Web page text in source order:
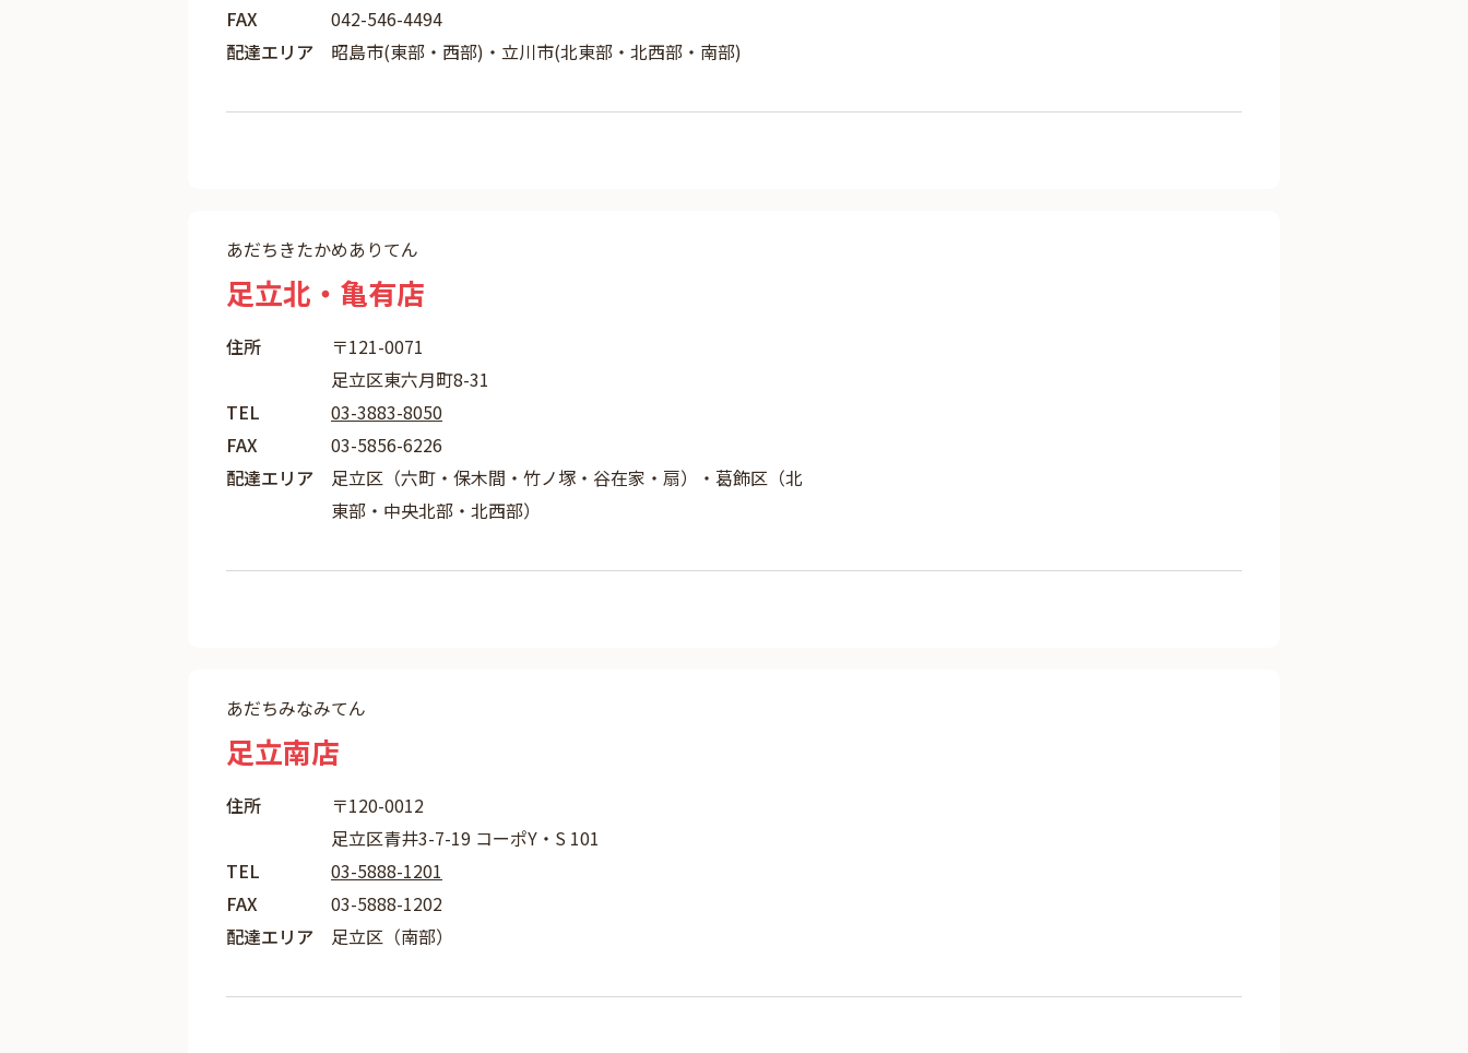
FAX
042-546-4494
配達エリア
昭島市(東部・西部)・立川市(北東部・北西部・南部)
あだちきたかめありてん
足立北・亀有店
住所
〒121-0071
足立区東六月町8-31
TEL
03-3883-8050
FAX
03-5856-6226
配達エリア
足立区（六町・保木間・竹ノ塚・谷在家・扇）・葛飾区（北
東部・中央北部・北西部）
あだちみなみてん
足立南店
住所
〒120-0012
足立区青井3-7-19 コーポY・S 101
TEL
03-5888-1201
FAX
03-5888-1202
配達エリア
足立区（南部）